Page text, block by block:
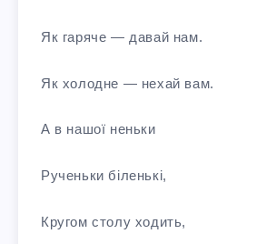
Як гаряче — давай нам.
Як холодне — нехай вам.
А в нашої неньки
Рученьки біленькі,
Кругом столу ходить,